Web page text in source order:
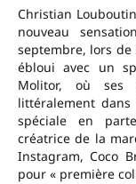
Christian
nouveau
septembre, lors de
ébloui avec un
Molitor, où ses
littéralement dans
spéciale en
créatrice de la
Instagram, Coco
pour « première